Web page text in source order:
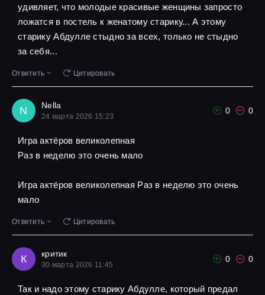
удивляет, что молодые красивые женщины запросто
ложатся в постель к женатому старику... А этому
старику Абдулле стыдно за всех, только не стыдно
за себя...
Ответить Цитировать
N Nella
24 марта 2026 15:23
0 0
Игра актёров великолепная
Pаз в неделю это очень мало
Игра актёров великолепная Pаз в неделю это очень
мало
Ответить Цитировать
К критик
30 марта 2026 11:45
0 0
Так и надо этому старику Абдулле, который предал